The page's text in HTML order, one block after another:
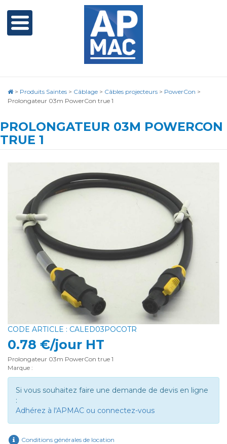
> Produits Saintes > Câblage > Câbles projecteurs > PowerCon >
Prolongateur 03m PowerCon true 1
PROLONGATEUR 03M POWERCON
TRUE 1
CODE ARTICLE : CALED03POCOTR
0.78 €/jour HT
Prolongateur 03m PowerCon true 1
Marque :
Si vous souhaitez faire une demande de devis en ligne
:
Adhérez à l'APMAC ou connectez-vous
Conditions générales de location